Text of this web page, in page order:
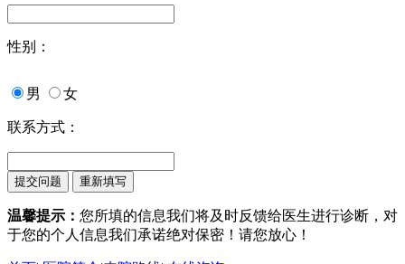
性别：
男 女
联系方式：
温馨提示： 您所填的信息我们将及时反馈给医生进行诊断，对
于您的个人信息我们承诺绝对保密！请您放心！